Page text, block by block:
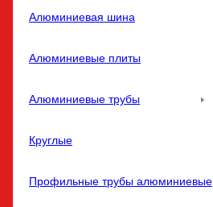
Алюминиевая шина
Алюминиевые плиты
Алюминиевые трубы
Круглые
Профильные трубы алюминиевые